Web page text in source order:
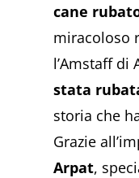
cane
miracoloso
l’Amstaff di
stata
storia che
Grazie
Arpat,